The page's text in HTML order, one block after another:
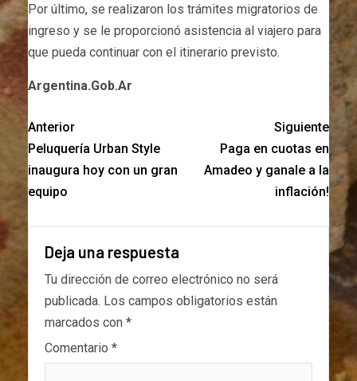
Por último, se realizaron los trámites migratorios de
ingreso y se le proporcionó asistencia al viajero para
que pueda continuar con el itinerario previsto.
Argentina.Gob.Ar
Anterior
Peluquería Urban Style
inaugura hoy con un gran
equipo
Siguiente
Paga en cuotas en
Amadeo y ganale a la
inflación!
Deja una respuesta
Tu dirección de correo electrónico no será
publicada. Los campos obligatorios están
marcados con *
Comentario *